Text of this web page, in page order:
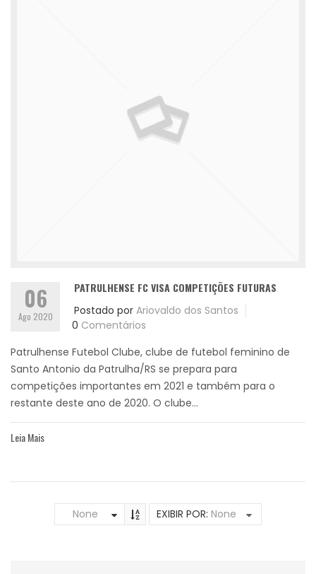
06
Ago 2020
PATRULHENSE FC VISA COMPETIÇÕES FUTURAS
Postado por Ariovaldo dos Santos
0 Comentários
Patrulhense Futebol Clube, clube de futebol feminino de
Santo Antonio da Patrulha/RS se prepara para
competições importantes em 2021 e também para o
restante deste ano de 2020. O clube...
Leia Mais
None EXIBIR POR: None